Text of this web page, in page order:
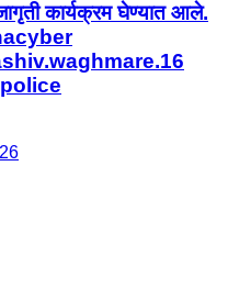
कार्यक्रम घेण्यात आले.